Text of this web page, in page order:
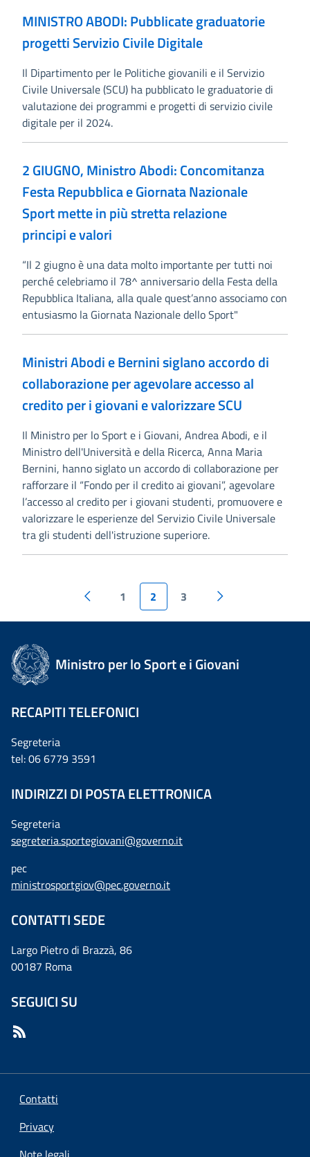
MINISTRO ABODI: Pubblicate graduatorie
progetti Servizio Civile Digitale
Il Dipartimento per le Politiche giovanili e il Servizio
Civile Universale (SCU) ha pubblicato le graduatorie di
valutazione dei programmi e progetti di servizio civile
digitale per il 2024.
2 GIUGNO, Ministro Abodi: Concomitanza
Festa Repubblica e Giornata Nazionale
Sport mette in più stretta relazione
principi e valori
“Il 2 giugno è una data molto importante per tutti noi
perché celebriamo il 78^ anniversario della Festa della
Repubblica Italiana, alla quale quest’anno associamo con
entusiasmo la Giornata Nazionale dello Sport"
Ministri Abodi e Bernini siglano accordo di
collaborazione per agevolare accesso al
credito per i giovani e valorizzare SCU
Il Ministro per lo Sport e i Giovani, Andrea Abodi, e il
Ministro dell'Università e della Ricerca, Anna Maria
Bernini, hanno siglato un accordo di collaborazione per
rafforzare il “Fondo per il credito ai giovani”, agevolare
l’accesso al credito per i giovani studenti, promuovere e
valorizzare le esperienze del Servizio Civile Universale
tra gli studenti dell'istruzione superiore.
1 2 3
Ministro per lo Sport e i Giovani
RECAPITI TELEFONICI
Segreteria
tel: 06 6779 3591
INDIRIZZI DI POSTA ELETTRONICA
Segreteria
segreteria.sportegiovani@governo.it
pec
ministrosportgiov@pec.governo.it
CONTATTI SEDE
Largo Pietro di Brazzà, 86
00187 Roma
SEGUICI SU
Contatti
Privacy